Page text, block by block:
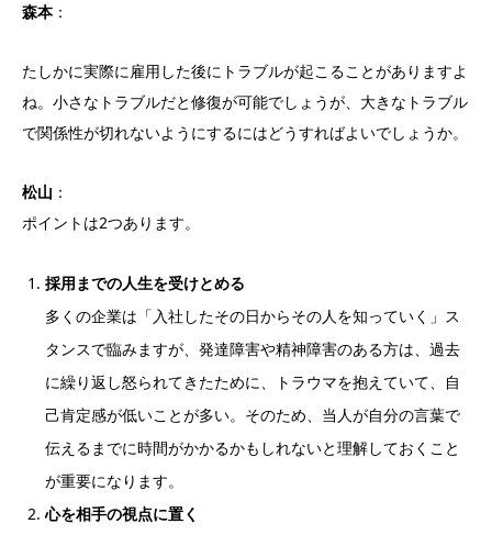
森本：
たしかに実際に雇用した後にトラブルが起こることがありますよ
ね。小さなトラブルだと修復が可能でしょうが、大きなトラブル
で関係性が切れないようにするにはどうすればよいでしょうか。
松山 ：
ポイントは2つあります。
採用までの人生を受けとめる
多くの企業は「入社したその日からその人を知っていく」ス
タンスで臨みますが、発達障害や精神障害のある方は、過去
に繰り返し怒られてきたために、トラウマを抱えていて、自
己肯定感が低いことが多い。そのため、当人が自分の言葉で
伝えるまでに時間がかかるかもしれないと理解しておくこと
が重要になります。
心を相手の視点に置く